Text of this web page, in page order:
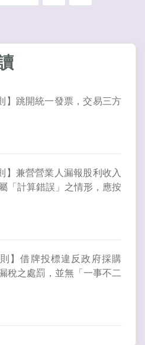
】跳開統一發票，交易三方
】兼營營業人漏報股利收入
「計算錯誤」之情形，應按
】借牌投標違反政府採購
稅之處罰，並無「一事不二